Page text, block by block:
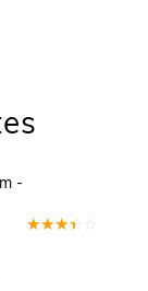
-